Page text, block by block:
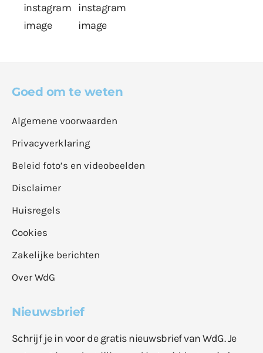
Goed om te weten
Algemene voorwaarden
Privacyverklaring
Beleid foto’s en videobeelden
Disclaimer
Huisregels
Cookies
Zakelijke berichten
Over WdG
Nieuwsbrief
Schrijf je in voor de gratis nieuwsbrief van WdG. Je